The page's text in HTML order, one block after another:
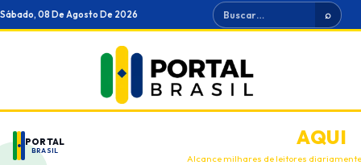
Ir
para
Sábado, 08 De Agosto De 2026 Buscar ⌕
PORTAL
BRASIL
ANUNCIEAQUI
Alcance milhares de leitores diariamente